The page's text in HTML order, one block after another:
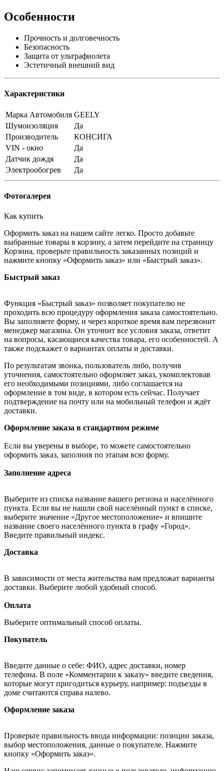
Особенности
Прочность и долговечность
Безопасность
Защита от ультрафиолета
Эстетичный внешний вид
Характеристики
Марка Автомобиля GEELY
Шумоизоляция
Да
Производитель
КОНСИГА
VIN - окно
Да
Датчик дождя
Да
Электрообогрев
Да
Фотогалерея
Как купить
Оформить заказ на нашем сайте легко. Просто добавьте
выбранные товары в корзину, а затем перейдите на страницу
Корзина, проверьте правильность заказанных позиций и
нажмите кнопку «Оформить заказ» или «Быстрый заказ».
Быстрый заказ
Функция «Быстрый заказ» позволяет покупателю не
проходить всю процедуру оформления заказа самостоятельно.
Вы заполняете форму, и через короткое время вам перезвонит
менеджер магазина. Он уточнит все условия заказа, ответит
на вопросы, касающиеся качества товара, его особенностей. А
также подскажет о вариантах оплаты и доставки.
По результатам звонка, пользователь либо, получив
уточнения, самостоятельно оформляет заказ, укомплектовав
его необходимыми позициями, либо соглашается на
оформление в том виде, в котором есть сейчас. Получает
подтверждение на почту или на мобильный телефон и ждёт
доставки.
Оформление заказа в стандартном режиме
Если вы уверены в выборе, то можете самостоятельно
оформить заказ, заполнив по этапам всю форму.
Заполнение адреса
Выберите из списка название вашего региона и населённого
пункта. Если вы не нашли свой населённый пункт в списке,
выберите значение «Другое местоположение» и впишите
название своего населённого пункта в графу «Город».
Введите правильный индекс.
Доставка
В зависимости от места жительства вам предложат варианты
доставки. Выберите любой удобный способ.
Оплата
Выберите оптимальный способ оплаты.
Покупатель
Введите данные о себе: ФИО, адрес доставки, номер
телефона. В поле «Комментарии к заказу» введите сведения,
которые могут пригодиться курьеру, например: подъезды в
доме считаются справа налево.
Оформление заказа
Проверьте правильность ввода информации: позиции заказа,
выбор местоположения, данные о покупателе. Нажмите
кнопку «Оформить заказ».